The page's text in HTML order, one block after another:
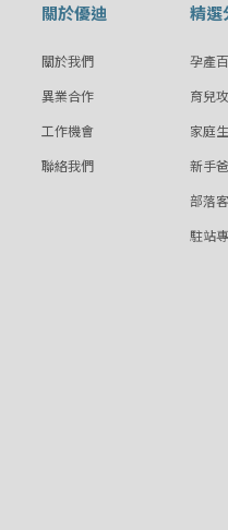
關於優迪
關於我們
異業合作
工作機會
聯絡我們
精選
孕產
育兒
家庭
新手
部落
駐站